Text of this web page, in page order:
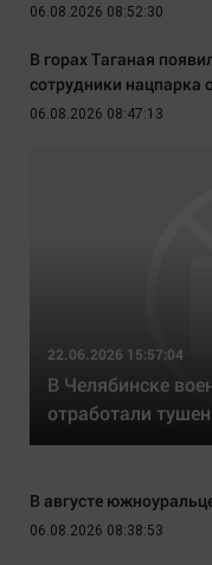
06.08.2026 08:52:30
В горах Таганая
сотрудники нацпарка
06.08.2026 08:47:13
22.06.2026 15:57:04
В Челябинске
отработали
В августе
06.08.2026 08:38:53